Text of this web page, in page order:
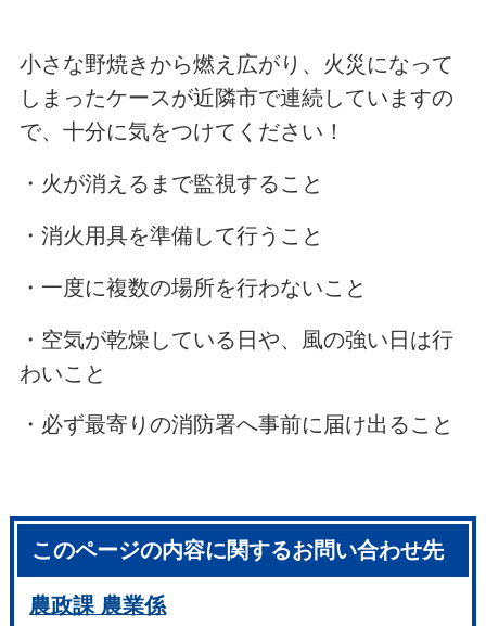
小さな野焼きから燃え広がり、火災になって
しまったケースが近隣市で連続していますの
で、十分に気をつけてください！
・火が消えるまで監視すること
・消火用具を準備して行うこと
・一度に複数の場所を行わないこと
・空気が乾燥している日や、風の強い日は行
わいこと
・必ず最寄りの消防署へ事前に届け出ること
このページの内容に関するお問い合わせ先
農政課 農業係